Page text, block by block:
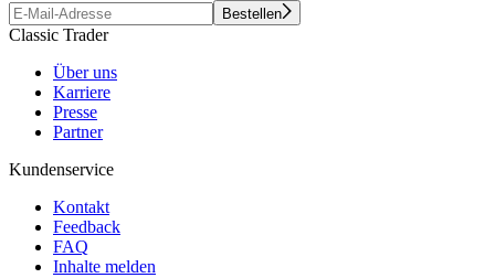
Bestellen
Classic Trader
Über uns
Karriere
Presse
Partner
Kundenservice
Kontakt
Feedback
FAQ
Inhalte melden